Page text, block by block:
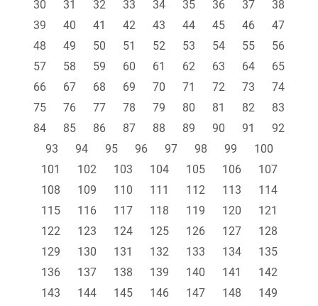
30
31 32 33 34 35 36 37
38
39
40 41 42 43 44 45 46
47
48
49 50 51 52 53 54 55
56
57
58 59 60 61 62 63 64
65
66
67 68 69 70 71 72 73
74
75
76 77 78 79 80 81 82
83
84
85 86 87 88 89 90 91
92
93
94 95 96 97 98 99
100
101
102 103 104 105 106
107
108
109 110 111 112 113
114
115
116 117 118 119 120
121
122
123 124 125 126 127
128
129
130 131 132 133 134
135
136
137 138 139 140 141
142
143
144 145 146 147 148
149